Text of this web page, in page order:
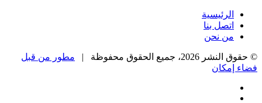
الرئيسية
اتصل بنا
من نحن
© حقوق النشر 2026، جميع الحقوق محفوظة |
مطور من قبل
فضاء إمكان